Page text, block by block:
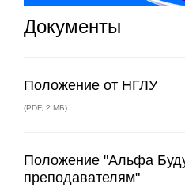
Документы
Положение от НГЛУ
(PDF, 2 МБ)
Положение "Альфа
преподавателям"